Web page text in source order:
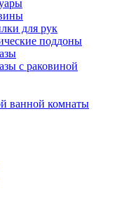
для рук
поддоны
с раковиной
ванной комнаты